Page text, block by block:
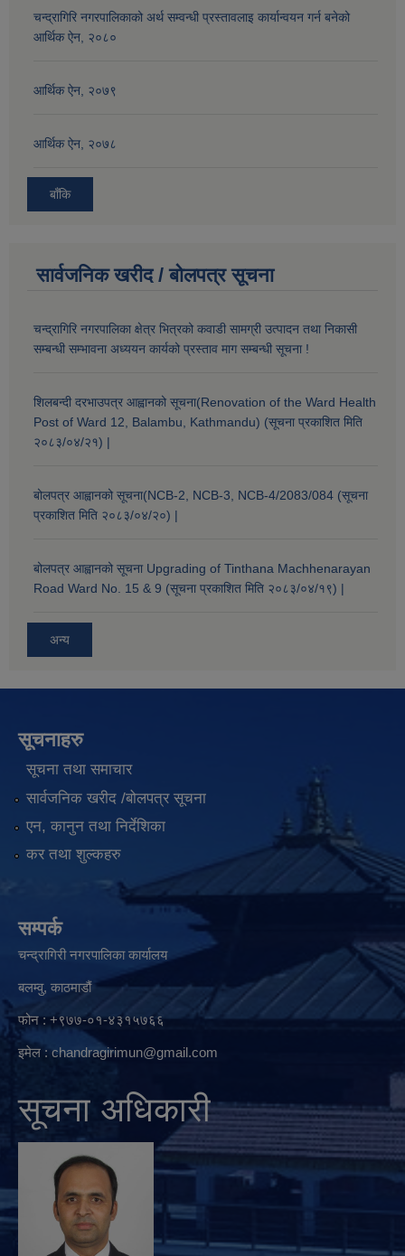
चन्द्रागिरि नगरपालिकाको अर्थ सम्वन्धी प्रस्तावलाइ कार्यान्वयन गर्न बनेको
आर्थिक ऐन, २०८०
आर्थिक ऐन, २०७९
आर्थिक ऐन, २०७८
बाँकि
सार्वजनिक खरीद / बोलपत्र सूचना
चन्द्रागिरि नगरपालिका क्षेत्र भित्रको कवाडी सामग्री उत्पादन तथा निकासी
सम्बन्धी सम्भावना अध्ययन कार्यको प्रस्ताव माग सम्बन्धी सूचना !
शिलबन्दी दरभाउपत्र आह्वानको सूचना(Renovation of the Ward Health
Post of Ward 12, Balambu, Kathmandu) (सूचना प्रकाशित मिति
२०८३/०४/२१) |
बोलपत्र आह्वानको सूचना(NCB-2, NCB-3, NCB-4/2083/084 (सूचना
प्रकाशित मिति २०८३/०४/२०) |
बोलपत्र आह्वानको सूचना Upgrading of Tinthana Machhenarayan
Road Ward No. 15 & 9 (सूचना प्रकाशित मिति २०८३/०४/१९) |
अन्य
सूचनाहरु
सूचना तथा समाचार
सार्वजनिक खरीद /बोलपत्र सूचना
एन, कानुन तथा निर्देशिका
कर तथा शुल्कहरु
सम्पर्क
चन्द्रागिरी नगरपालिका कार्यालय
बलम्वु, काठमाडौं
फोन : +९७७-०१-४३१५७६६
इमेल :chandragirimun@gmail.com
सूचना अधिकारी